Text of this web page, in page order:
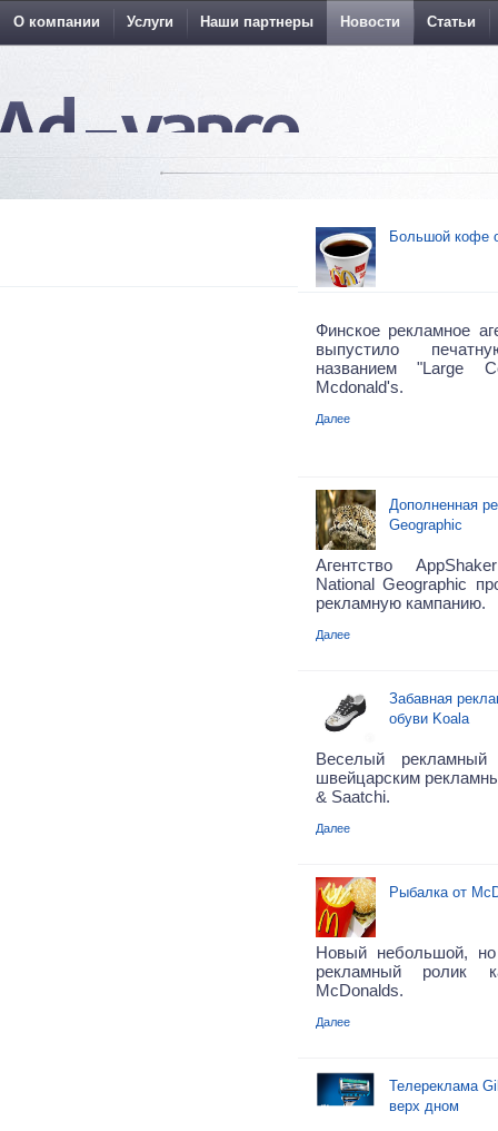
О компании Услуги Наши партнеры Новости Статьи
Большой кофе
Финское рекламное
выпустило
названием "Large
Mcdonald's.
Далее
Дополненная
Geographic
Агентство
National Geographic
рекламную кампанию.
Далее
Забавная
обуви Koala
Веселый рекламный
швейцарским
& Saatchi.
Далее
Рыбалка от
Новый небольшой,
рекламный ролик
McDonalds.
Далее
Телереклама
верх дном